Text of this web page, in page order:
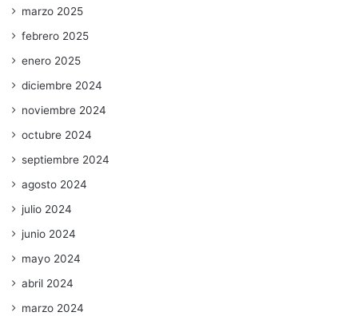
marzo 2025
febrero 2025
enero 2025
diciembre 2024
noviembre 2024
octubre 2024
septiembre 2024
agosto 2024
julio 2024
junio 2024
mayo 2024
abril 2024
marzo 2024